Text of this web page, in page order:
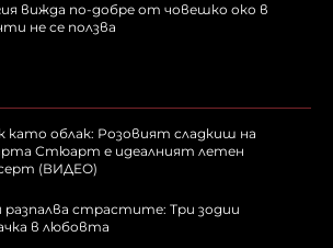
вижда по-добре от човешко око в
не се ползва
като облак: Розовият сладкиш на
Стюарт е идеалният летен
(ВИДЕО)
разпалва страстите: Три зодии
в любовта